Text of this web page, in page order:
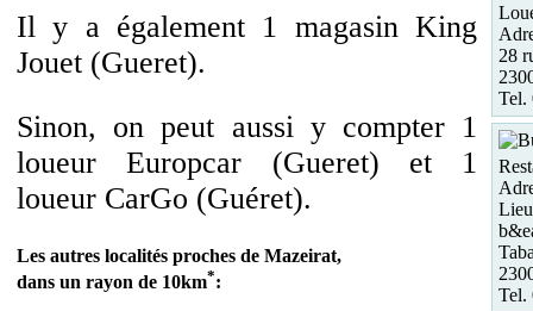
Il y a également 1 magasin King
Jouet (Gueret).
Sinon, on peut aussi y compter 1
loueur Europcar (Gueret) et 1
loueur CarGo (Guéret).
Les autres localités proches de Mazeirat,
dans un rayon de 10km*:
28
Tel.
Tel.